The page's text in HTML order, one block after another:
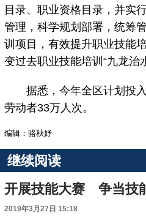
目录、职业资格目录，并实
管理，科学规划部署，统筹
训项目，有效提升职业技能
变过去职业技能培训“九龙治
据悉，今年全区计划投入
劳动者33万人次。
编辑：骆秋妤
继续阅读
开展技能大赛 争当技
2019年3月27日 15:18